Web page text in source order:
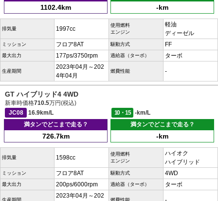
1102.4km -km
排気量 1997cc
使用燃料
エンジン
軽油
ディーゼル
ミッション フロア8AT 駆動方式 FF
最大出力 177ps/3750rpm 過給器（ターボ） ターボ
生産期間
2023年04月～202
4年04月
燃費性能 -
GT ハイブリッド4 4WD
新車時価格710.5万円(税込)
JC08
16.9km/L 10・15
-km/L
満タンでどこまで走る？
726.7km
満タンでどこまで走る？
-km
排気量 1598cc
使用燃料
エンジン
ハイオク
ハイブリッド
ミッション フロア8AT 駆動方式 4WD
最大出力 200ps/6000rpm 過給器（ターボ） ターボ
生産期間
2023年04月～202
燃費性能